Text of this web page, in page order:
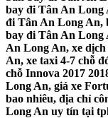
bay đi Tân An Long
đi Tân An Long An,
bay đi Tân An Long
An Long An, xe
An, xe taxi 4-7 chỗ
chỗ Innova 2017
Long An, giá xe
bao nhiêu, địa chỉ
Long An uy tín tại